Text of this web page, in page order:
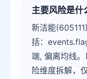
主要风险是什
新洁能
括：
端, 偏离均线
险维度拆解，